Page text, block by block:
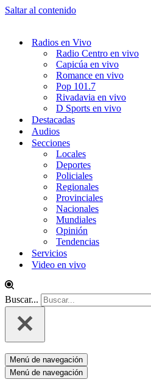
Saltar al contenido
Radios en Vivo
Radio Centro en vivo
Capicúa en vivo
Romance en vivo
Pop 101.7
Rivadavia en vivo
D Sports en vivo
Destacadas
Audios
Secciones
Locales
Deportes
Policiales
Regionales
Provinciales
Nacionales
Mundiales
Opinión
Tendencias
Servicios
Video en vivo
Buscar...
Menú de navegación
Menú de navegación